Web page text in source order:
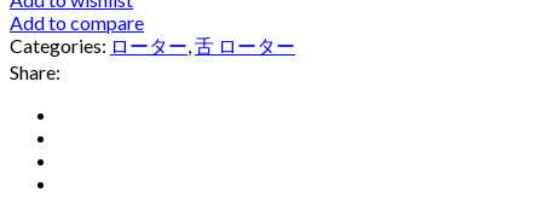
Add to compare
Categories: ローター,舌 ローター
Share: